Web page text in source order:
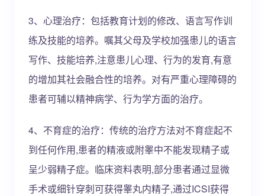
3、心理治疗：包括教育计划的修改、语言写作训
练及技能的培养。嘱其父母及学校加强患儿的语言
写作、技能培养,注意患儿心理、行为的发育,有意
的增加其社会融合性的培养。对有严重心理障碍的
患者可辅以精神病学、行为学方面的治疗。
4、不育症的治疗：传统的治疗方法对不育症起不
到任何作用,患者的精液或附睾中不能发现精子或
呈少弱精子症。临床资料表明,部分患者通过显微
手术或细针穿刺可获得睾丸内精子,通过ICSI获得